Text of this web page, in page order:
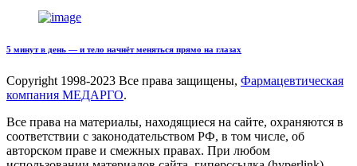
5 минут в день — и тело начнёт меняться прямо на глазах
Copyright 1998-2023 Все права защищены, Фармацевтическая
компания МЕДАРГО.
Все права на материалы, находящиеся на сайте, охраняются в
соответствии с законодательством РФ, в том числе, об
авторском праве и смежных правах. При любом